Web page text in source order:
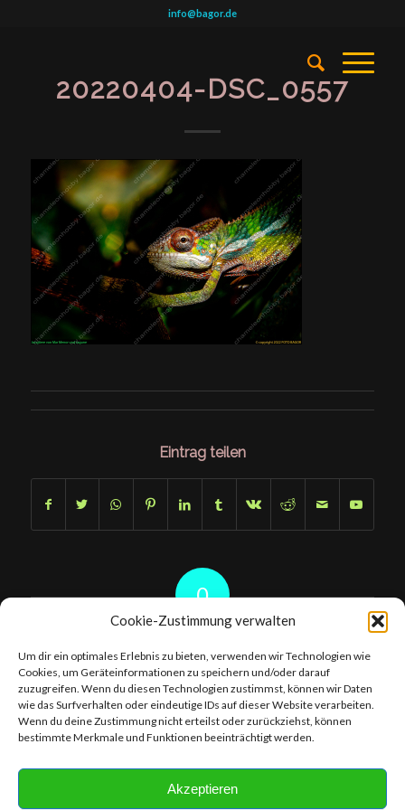
Cookie-Zustimmung verwalten
Um dir ein optimales Erlebnis zu bieten, verwenden wir Technologien wie
Cookies, um Geräteinformationen zu speichern und/oder darauf
zuzugreifen. Wenn du diesen Technologien zustimmst, können wir Daten
wie das Surfverhalten oder eindeutige IDs auf dieser Website verarbeiten.
Wenn du deine Zustimmung nicht erteilst oder zurückziehst, können
bestimmte Merkmale und Funktionen beeinträchtigt werden.
Akzeptieren
info@bagor.de
20220404-DSC_0557
Eintrag teilen
0
KOMMENTARE
Hinterlasse einen Kommentar
An der Diskussion beteiligen?
Hinterlasse uns deinen Kommentar!
Du musstangemeldetsein, um einen Kommentar abzugeben.